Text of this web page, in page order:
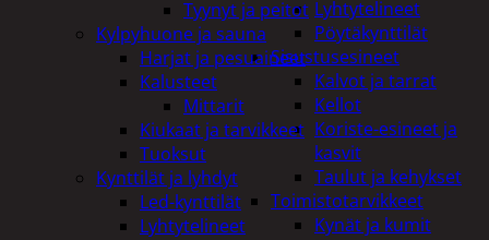
Lyhtytelineet
Pöytäkynttilät
Sisustusesineet
Kalvot ja tarrat
Kellot
Koriste-esineet ja
kasvit
Taulut ja kehykset
Toimistotarvikkeet
Kynät ja kumit
Tyynyt ja peitot
Kylpyhuone ja sauna
Harjat ja pesuaineet
Kalusteet
Mittarit
Kiukaat ja tarvikkeet
Tuoksut
Kynttilät ja lyhdyt
Led-kynttilät
Lyhtytelineet